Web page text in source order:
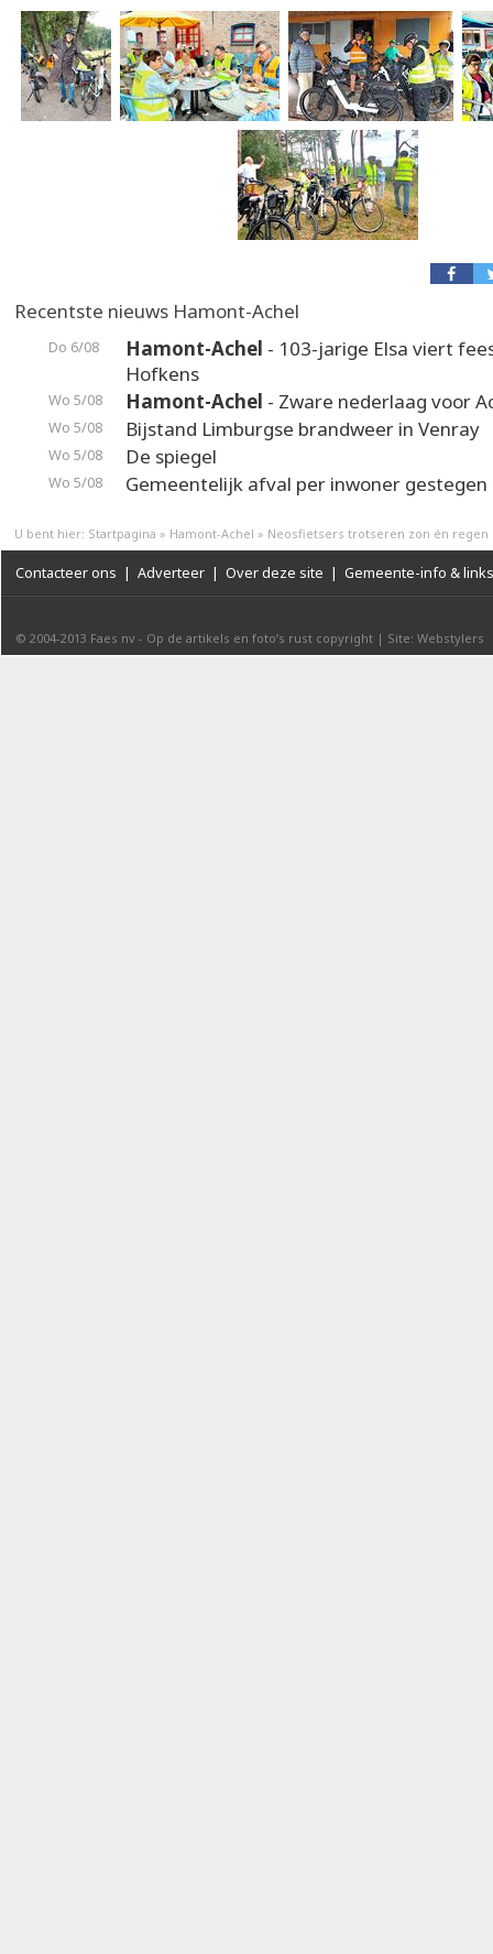
Recentste nieuws Hamont-Achel
Do 6/08 Hamont-Achel - 103-jarige Elsa viert
Hofkens
Wo 5/08 Hamont-Achel - Zware nederlaag voor
Wo 5/08 Bijstand Limburgse brandweer in Venray
Wo 5/08 De spiegel
Wo 5/08 Gemeentelijk afval per inwoner gestegen
U bent hier: Startpagina » Hamont-Achel » Neosfietsers trotseren zon én regen
Contacteer ons | Adverteer | Over deze site | Gemeente-info & links
© 2004-2013 Faes nv - Op de artikels en foto’s rust copyright | Site: Webstylers